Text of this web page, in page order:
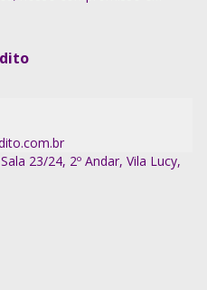
23/24, 2º Andar, Vila Lucy,